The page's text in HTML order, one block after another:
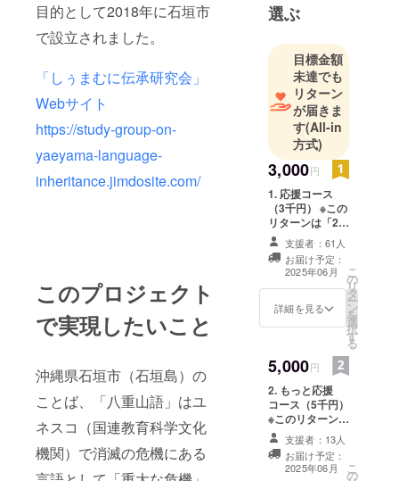
目的として2018年に石垣市
で設立されました。
「しぅまむに伝承研究会」
Webサイト
https://study-group-on-
yaeyama-language-
inheritance.jimdosite.com/
このプロジェクト
で実現したいこと
沖縄県石垣市（石垣島）の
ことば、「八重山語」はユ
ネスコ（国連教育科学文化
機関）で消滅の危機にある
選ぶ
目標金額
未達でも
リターン
が届きま
す(All-in
方式)
3,000円
1. 応援コース
（3千円） ※この
リターンは「2.
もっと応援コー
ス（5千円）」
「3. さらに応援
コース（1万
円）」のリター
ンと同じ内容
しぅまむに』1冊
す。 ----------------
--------------- 『や
さしいしぅまむ
に』（編集・発
行：しぅまむに
伝承研究会、
絵：東嵩西のり
子、発行日：
支援者：61人
お届け予定：
2025年06月
詳細を見る
こ
の
リ
タ
ー
ン
を
選
択
す
る
5,000円
2. もっと応援
コース（5千円）
※このリターンは
「1. 応援コース
（3千円）」「3.
さらに応援コー
ス（1万円）」の
支援者：13人
お届け予定：
2025年06月
こ
の